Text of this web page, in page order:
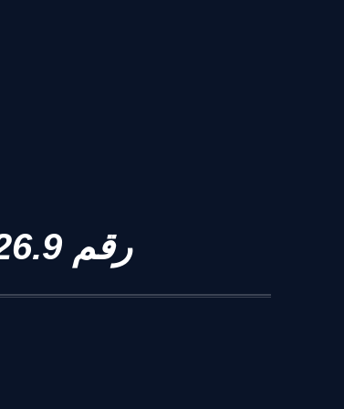
معلومات تحديث LEAGUE OF LEGENDS رقم 26.9